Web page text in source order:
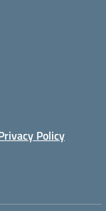
Policy